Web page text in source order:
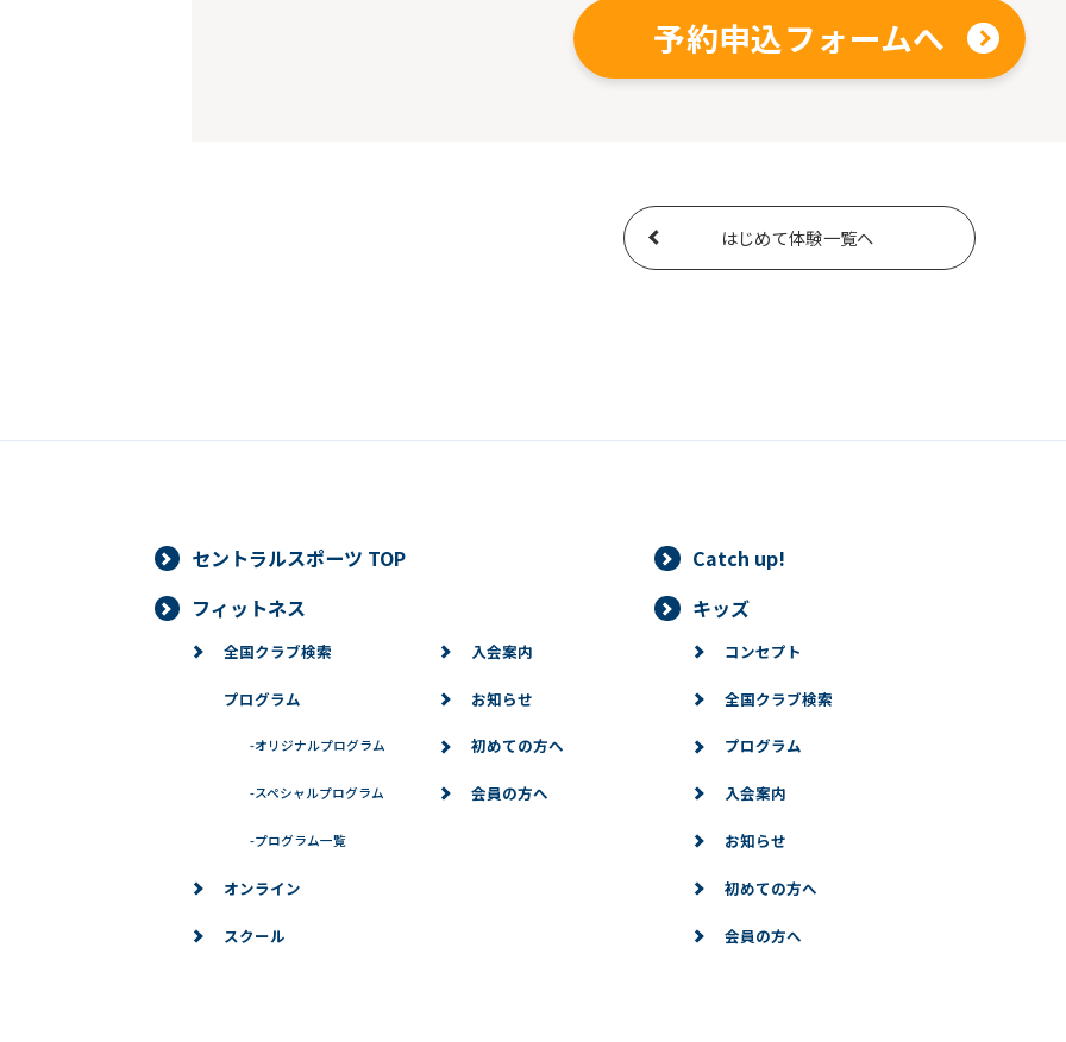
予約申込フォームへ
はじめて体験一覧へ
セントラルスポーツ TOP
Catch up!
フィットネス
全国クラブ検索
プログラム
-オリジナルプログラム
-スペシャルプログラム
-プログラム一覧
オンライン
スクール
入会案内
お知らせ
初めての方へ
会員の方へ
キッズ
コンセプト
全国クラブ検索
プログラム
入会案内
お知らせ
初めての方へ
会員の方へ